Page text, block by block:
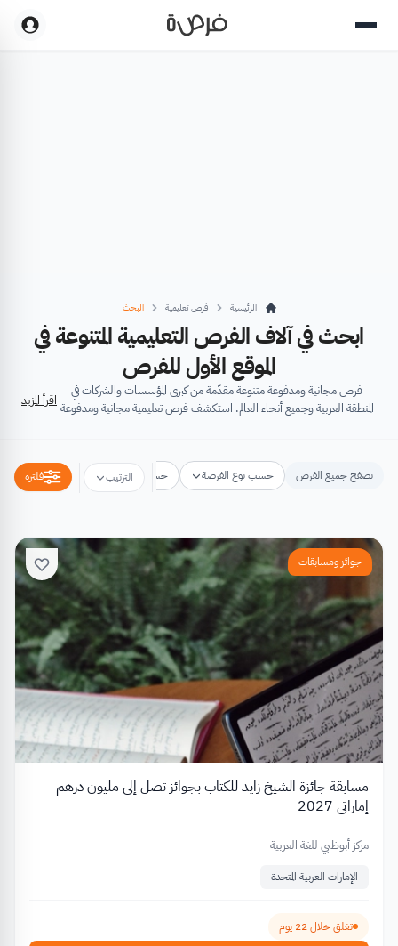
الرئيسية فرص تعليمية البحث
ابحث في آلاف الفرص التعليمية المتنوعة في
الموقع الأول للفرص
فرص مجانية ومدفوعة متنوعة مقدّمة من كبرى المؤسسات والشركات في
المنطقة العربية وجميع أنحاء العالم. استكشف فرص تعليمية مجانية ومدفوعة
الخبرات وبناء القدرات.
اقرأ المزيد
تصفح جميع الفرص حسب نوع الفرصة حسب مكان الفرصة حسب الترتيب فلتره
جوائز ومسابقات
مسابقة جائزة الشيخ زايد للكتاب بجوائز تصل إلى مليون درهم
إماراتي 2027
مركز أبوظبي للغة العربية
الإمارات العربية المتحدة
تغلق خلال 22 يوم